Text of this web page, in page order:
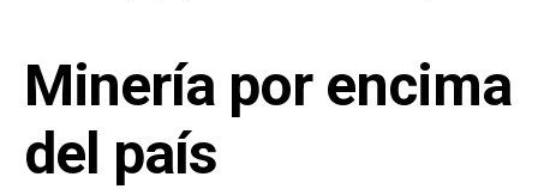
Minería por encima
del país